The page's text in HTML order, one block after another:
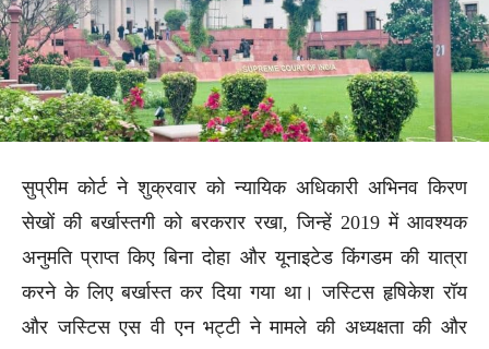
सुप्रीम कोर्ट ने शुक्रवार को न्यायिक अधिकारी अभिनव किरण
सेखों की बर्खास्तगी को बरकरार रखा, जिन्हें 2019 में आवश्यक
अनुमति प्राप्त किए बिना दोहा और यूनाइटेड किंगडम की यात्रा
करने के लिए बर्खास्त कर दिया गया था। जस्टिस हृषिकेश रॉय
और जस्टिस एस वी एन भट्टी ने मामले की अध्यक्षता की और